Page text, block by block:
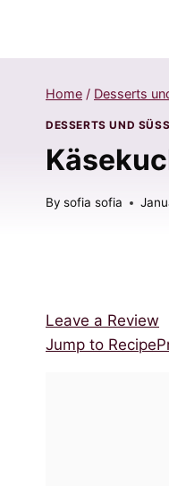
Home / Desserts
DESSERTS UND
By sofia sofia
Jump to Recipe
Leave a Review